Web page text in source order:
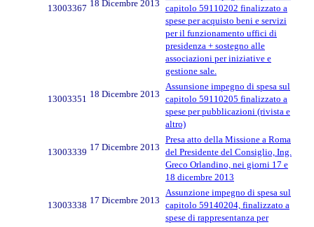
13003367 18 Dicembre 2013 capitolo 59110202 finalizzato a
spese per acquisto beni e servizi
per il funzionamento uffici di
presidenza + sostegno alle
associazioni per iniziative e
gestione sale.
13003351 18 Dicembre 2013
Assunsione impegno di spesa sul
capitolo 59110205 finalizzato a
spese per pubblicazioni (rivista e
altro)
13003339 17 Dicembre 2013
Presa atto della Missione a Roma
del Presidente del Consiglio, Ing.
Greco Orlandino, nei giorni 17 e
18 dicembre 2013
13003338 17 Dicembre 2013
Assunzione impegno di spesa sul
capitolo 59140204, finalizzato a
spese di rappresentanza per